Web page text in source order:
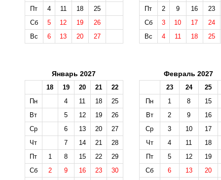
Пт
4 11 18
25
Сб
5 12 19
26
Вс
6 13 20 27
Пт
2 9 16
23
Сб
3 10 17
24
Вс
4 11 18 25
Январь 2027
18 19 20 21
22
Пн
4 11 18
25
Вт
5 12 19
26
Ср
6 13 20
27
Чт
7 14 21
28
Пт
1 8 15 22
29
Сб
2 9 16 23
30
Февраль 2027
23 24
25
Пн
1 8
15
Вт
2 9
16
Ср
3 10
17
Чт
4 11
18
Пт
5 12
19
Сб
6 13
20